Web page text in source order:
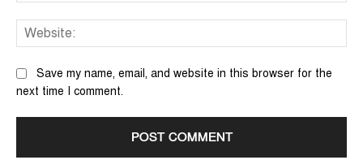
Save my name, email, and website in this browser for the
next time I comment.